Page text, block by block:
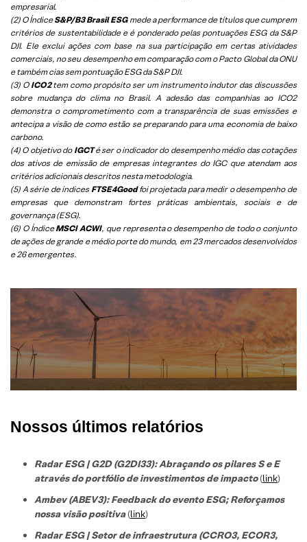
empresarial.
(2) O ÍndiceS&P/B3 Brasil ESGmede a performance de títulos que cumprem
critérios de sustentabilidade e é ponderado pelas pontuações ESG da S&P
DJI. Ele exclui ações com base na sua participação em certas atividades
comerciais, no seu desempenho em comparação com o Pacto Global da ONU
e também cias sem pontuação ESG da S&P DJI.
(3) O ICO2tem como propósito ser um instrumento indutor das discussões
sobre mudança do clima no Brasil. A adesão das companhias ao ICO2
demonstra o comprometimento com a transparência de suas emissões e
antecipa a visão de como estão se preparando para uma economia de baixo
carbono.
(4) O objetivo do IGCTé ser o indicador do desempenho médio das cotações
dos ativos de emissão de empresas integrantes do IGC que atendam aos
critérios adicionais descritos nesta metodologia.
(5) A série de índices FTSE4Goodfoi projetada para medir o desempenho de
empresas que demonstram fortes práticas ambientais, sociais e de
governança (ESG).
(6) O ÍndiceMSCI ACWI, que representa o desempenho de todo o conjunto
de ações de grande e médio porte do mundo, em 23 mercados desenvolvidos
e 26 emergentes.
Nossos últimos relatórios
Radar ESG | G2D (G2DI33): Abraçando os pilares S e E
através do portfólio de investimentos de impacto(link)
Ambev (ABEV3): Feedback do evento ESG; Reforçamos
nossa visão positiva(link)
Radar ESG | Setor de infraestrutura (CCRO3, ECOR3,